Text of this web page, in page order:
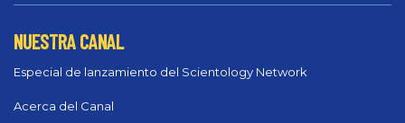
NUESTRA CANAL
Especial de lanzamiento del Scientology Network
Acerca del Canal